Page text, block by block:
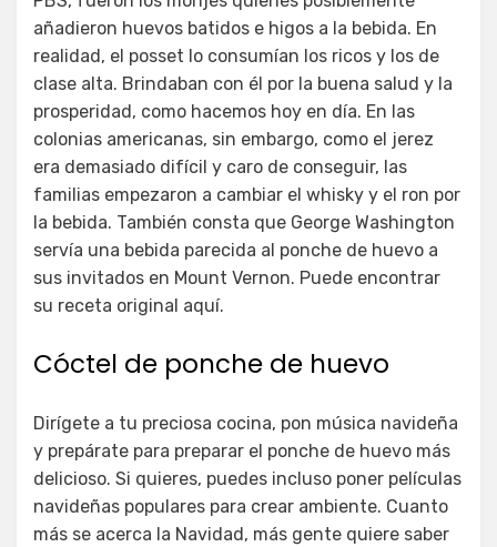
añadieron huevos batidos e higos a la bebida. En
realidad, el posset lo consumían los ricos y los de
clase alta. Brindaban con él por la buena salud y la
prosperidad, como hacemos hoy en día. En las
colonias americanas, sin embargo, como el jerez
era demasiado difícil y caro de conseguir, las
familias empezaron a cambiar el whisky y el ron por
la bebida. También consta que George Washington
servía una bebida parecida al ponche de huevo a
sus invitados en Mount Vernon. Puede encontrar
su receta original aquí.
Cóctel de ponche de huevo
Dirígete a tu preciosa cocina, pon música navideña
y prepárate para preparar el ponche de huevo más
delicioso. Si quieres, puedes incluso poner películas
navideñas populares para crear ambiente. Cuanto
más se acerca la Navidad, más gente quiere saber